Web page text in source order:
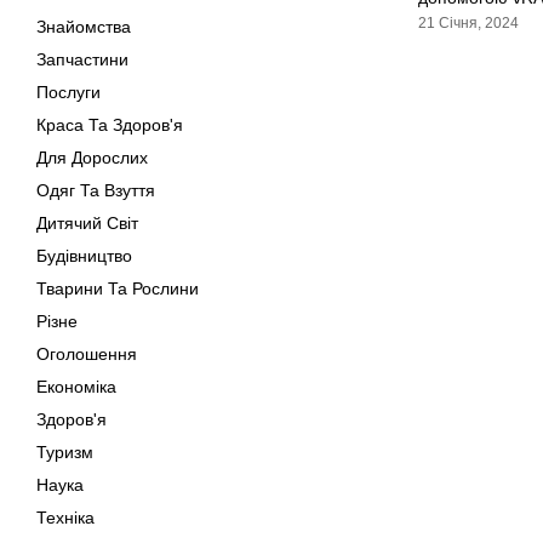
Знайомства
Запчастини
Послуги
Краса Та Здоров'я
Для Дорослих
Одяг Та Взуття
Дитячий Світ
Будівництво
Тварини Та Рослини
Різне
Оголошення
Економіка
Здоров'я
Туризм
Наука
Техніка
21 Січня, 2024